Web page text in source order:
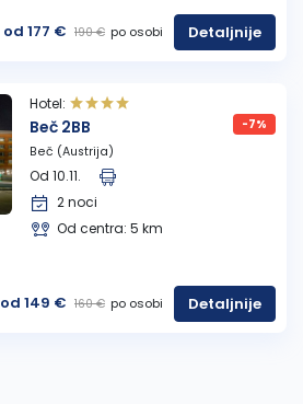
od 177 € 190 € po osobi Detaljnije
Hotel:
Beč 2BB -7%
Beč (Austrija)
Od 10.11.
2 noci
Od centra: 5 km
od 149 € 160 € po osobi Detaljnije